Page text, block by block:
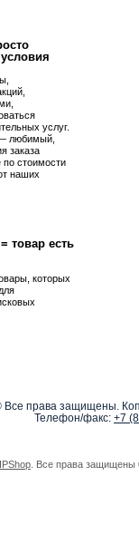
услуг.
любимый,
заказа
по стоимости
наших
товар есть
которых
Все права защищены.
Телефон/факс: +7
. Все права защищены